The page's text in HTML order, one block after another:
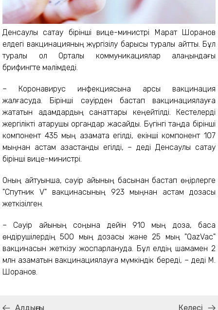
Денсаулық сақтау бірінші вице-министрі Марат Шоранов
елдегі вакцинацияның жүргізілу барысы туралы айтты. Бұл
туралы ол Орталық коммуникациялар алаңындағы
брифингте мәлімдеді.
– Коронавирус инфекциясына қарсы вакцинация
жалғасуда. Бірінші сәуірден бастап вакцинациялауға
жататын адамдардың санаттары кеңейтілді. Кестелерді
жергілікті атқарушы органдар жасайды. Бүгінгі таңда бірінші
компонент 435 мың азаматқа егілді, екінші компонент 107
мыңнан астам қазақстандық егілді, – деді Денсаулық сақтау
бірінші вице-министрі.
Оның айтуынша, сәуір айының басынан бастап өңірлерге
"Спутник V" вакцинасының 923 мыңнан астам дозасы
жеткізілген.
– Сәуір айының соңына дейін 910 мың доза, басқа
өндірушілердің 500 мың дозасы және 25 мың "QazVac"
вакцинасын жеткізу жоспарлануда. Бұл елдің шамамен 2
млн азаматын вакцинациялауға мүмкіндік береді, – деді М.
Шоранов.
Алдыңғы Келесі